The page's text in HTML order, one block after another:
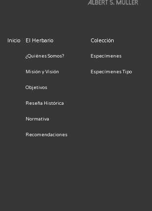
Inicio El Herbario
¿Quiénes Somos?
Misión y Visión
Objetivos
Reseña Histórica
Normativa
Recomendaciones
Colección
Especímenes
Especímenes Tipo